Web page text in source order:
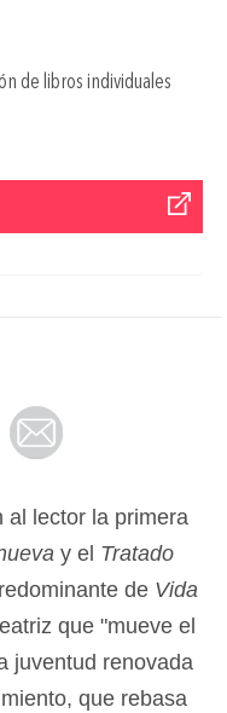
de libros individuales
al lector la primera
y el Tratado
de Vida
que "mueve el
juventud renovada
que rebasa